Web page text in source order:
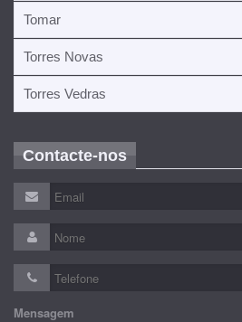
Tomar
Torres Novas
Torres Vedras
Contacte-nos
Mensagem